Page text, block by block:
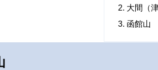
大間（
函館山